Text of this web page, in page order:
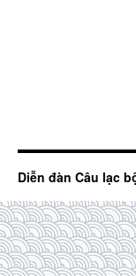
Diễn đàn Câu lạc